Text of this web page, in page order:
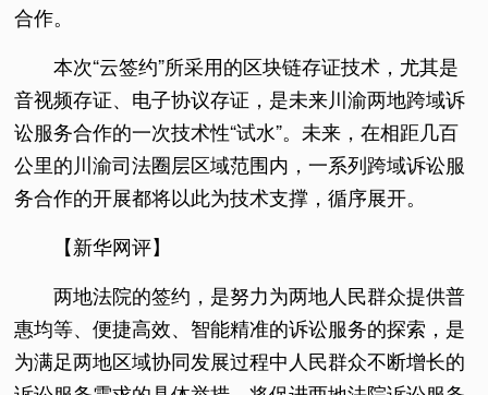
合作。
本次“云签约”所采用的区块链存证技术，尤其是
音视频存证、电子协议存证，是未来川渝两地跨域诉
讼服务合作的一次技术性“试水”。未来，在相距几百
公里的川渝司法圈层区域范围内，一系列跨域诉讼服
务合作的开展都将以此为技术支撑，循序展开。
【新华网评】
两地法院的签约，是努力为两地人民群众提供普
惠均等、便捷高效、智能精准的诉讼服务的探索，是
为满足两地区域协同发展过程中人民群众不断增长的